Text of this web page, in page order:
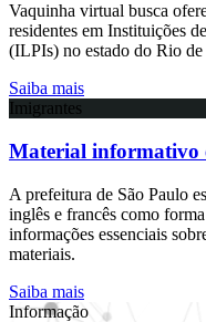
Vaquinha virtual busca
residentes em Instituições
(ILPIs) no estado do Rio de
Saiba mais
Imigrantes
Material informativo
A prefeitura de São Paulo
inglês e francês como
informações essenciais
materiais.
Saiba mais
Informação